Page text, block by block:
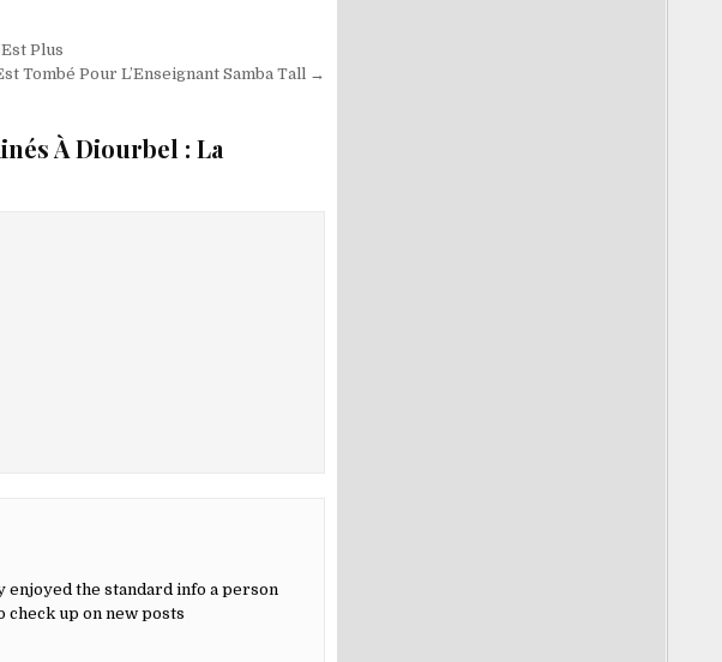
Plus
Tombé Pour L’Enseignant Samba Tall →
À Diourbel : La
the standard info a person
up on new posts